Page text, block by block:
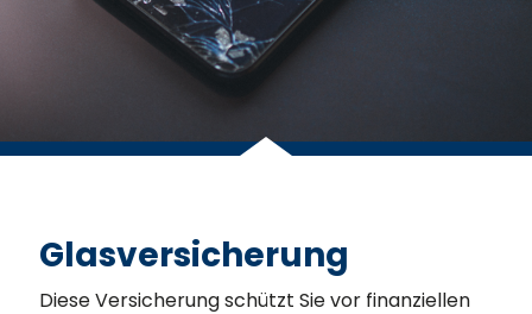
Glasversicherung
Diese Versicherung schützt Sie vor finanziellen